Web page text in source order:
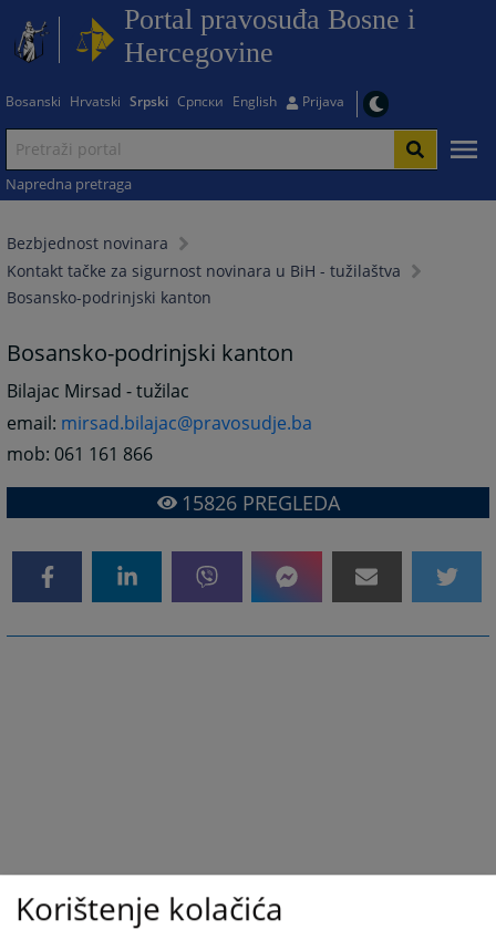
Portal pravosuđa Bosne i
Hercegovine
Bosanski Hrvatski Srpski Српски English Prijava
Napredna pretraga
Bezbjednost novinara
Kontakt tačke za sigurnost novinara u BiH - tužilaštva
Bosansko-podrinjski kanton
Bosansko-podrinjski kanton
Bilajac Mirsad - tužilac
email: mirsad.bilajac@pravosudje.ba
mob: 061 161 866
15826PREGLEDA
Korištenje kolačića